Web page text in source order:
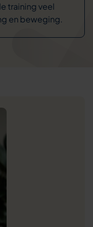
training veel
en beweging.